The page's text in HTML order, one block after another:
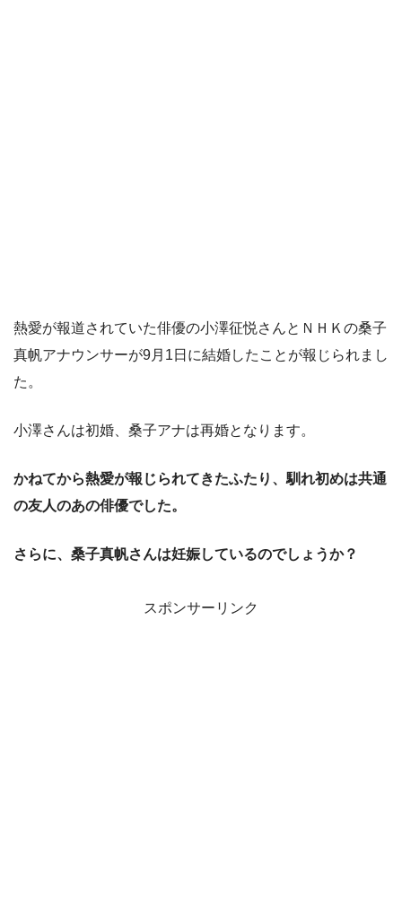
熱愛が報道されていた俳優の小澤征悦さんとＮＨＫの桑子
真帆アナウンサーが9月1日に結婚したことが報じられまし
た。
小澤さんは初婚、桑子アナは再婚となります。
かねてから熱愛が報じられてきたふたり、馴れ初めは共通
の友人のあの俳優でした。
さらに、桑子真帆さんは妊娠しているのでしょうか？
スポンサーリンク